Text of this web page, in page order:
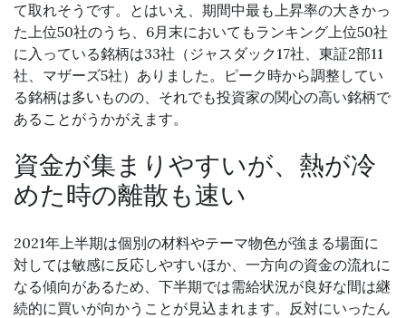
て取れそうです。とはいえ、期間中最も上昇率の大きかっ
た上位50社のうち、6月末においてもランキング上位50社
に入っている銘柄は33社（ジャスダック17社、東証2部11
社、マザーズ5社）ありました。ピーク時から調整してい
る銘柄は多いものの、それでも投資家の関心の高い銘柄で
あることがうかがえます。
資金が集まりやすいが、熱が冷
めた時の離散も速い
2021年上半期は個別の材料やテーマ物色が強まる場面に
対しては敏感に反応しやすいほか、一方向の資金の流れに
なる傾向があるため、下半期では需給状況が良好な間は継
続的に買いが向かうことが見込まれます。反対にいったん